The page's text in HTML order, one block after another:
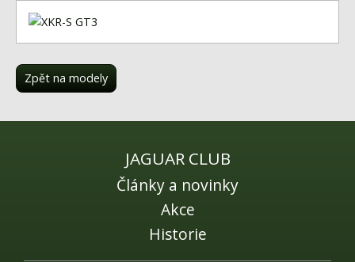
Naše vozy
Akce
Inzerce
Zpět na modely
JAGUAR CLUB
Články a novinky
Akce
Historie